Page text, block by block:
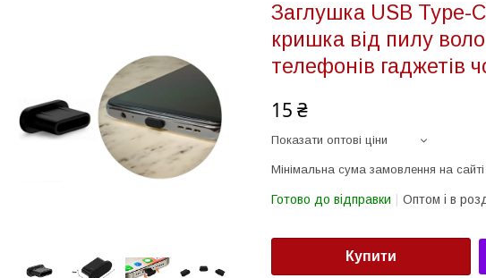
Заглушка USB Type-
кришка від пилу
телефонів гаджетів
15 ₴
Показати оптові ціни
Мінімальна сума замовлення на
Готово до відправки Оптом і в
Купити